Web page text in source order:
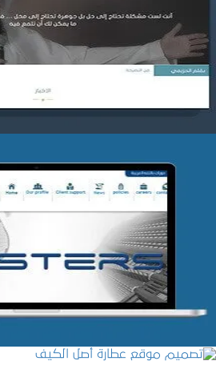
موقع ياسر بن بدر
التفاصيل
التفاصيل